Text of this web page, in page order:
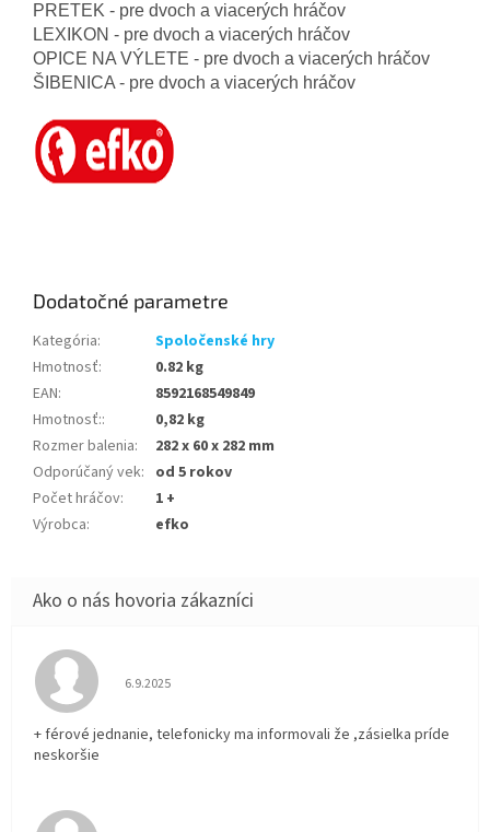
PRETEK - pre dvoch a viacerých hráčov
LEXIKON - pre dvoch a viacerých hráčov
OPICE NA VÝLETE - pre dvoch a viacerých hráčov
ŠIBENICA - pre dvoch a viacerých hráčov
Dodatočné parametre
Kategória:
Spoločenské hry
Hmotnosť:
0.82 kg
EAN:
8592168549849
Hmotnosť::
0,82 kg
Rozmer balenia:
282 x 60 x 282 mm
Odporúčaný vek: od 5 rokov
Počet hráčov:
1 +
Výrobca: efko
Hodnotenie obchodu je 5 z 5 hviezdičiek.
6.9.2025
+ férové jednanie, telefonicky ma informovali že ,zásielka príde
neskoršie